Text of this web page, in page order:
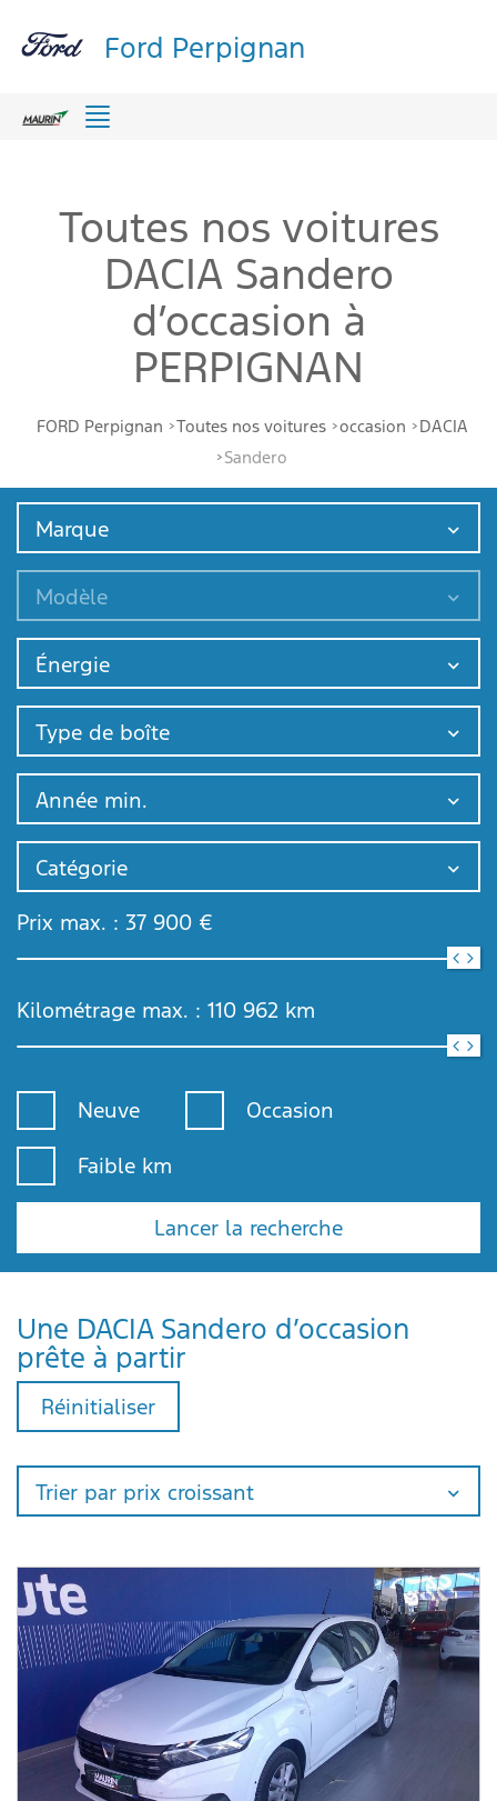
Ford Perpignan
Menu
Toutes nos voitures
DACIA Sandero
d’occasion à
PERPIGNAN
FORD Perpignan Toutes nos voitures occasion
DACIA
Sandero
Marque
Modèle
Énergie
Type de boîte
Année min.
Catégorie
Prix max. : 37 900 €
Kilométrage max. : 110 962 km
Neuve Occasion
Faible km
Lancer la recherche
Une DACIA Sandero d’occasion
prête à partir
Réinitialiser
Trier par prix croissant